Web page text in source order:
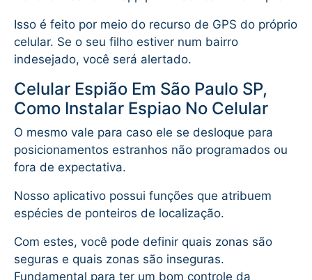
Isso é feito por meio do recurso de GPS do próprio
celular. Se o seu filho estiver num bairro
indesejado, você será alertado.
Celular Espião Em São Paulo SP,
Como Instalar Espiao No Celular
O mesmo vale para caso ele se desloque para
posicionamentos estranhos não programados ou
fora de expectativa.
Nosso aplicativo possui funções que atribuem
espécies de ponteiros de localização.
Com estes, você pode definir quais zonas são
seguras e quais zonas são inseguras.
Fundamental para ter um bom controle da